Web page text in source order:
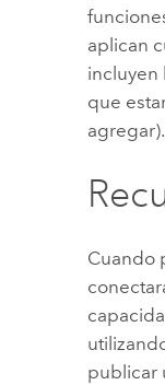
aplican
incluyen
que
agregar).
Cuando
publicar